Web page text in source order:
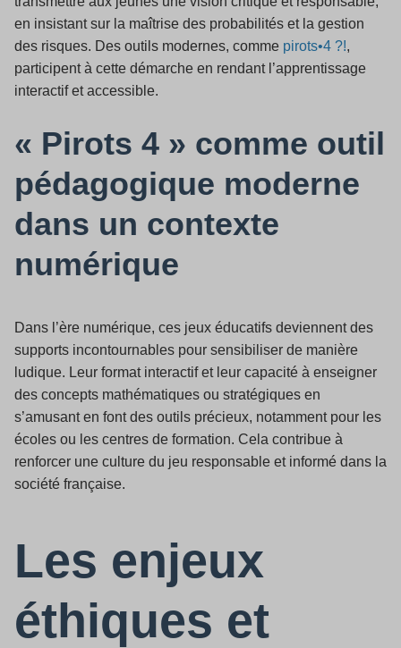
en insistant sur la maîtrise des probabilités et la gestion
des risques. Des outils modernes, comme pirots•4 ?!,
participent à cette démarche en rendant l’apprentissage
interactif et accessible.
« Pirots 4 » comme outil
pédagogique moderne
dans un contexte
numérique
Dans l’ère numérique, ces jeux éducatifs deviennent des
supports incontournables pour sensibiliser de manière
ludique. Leur format interactif et leur capacité à enseigner
des concepts mathématiques ou stratégiques en
s’amusant en font des outils précieux, notamment pour les
écoles ou les centres de formation. Cela contribue à
renforcer une culture du jeu responsable et informé dans la
société française.
Les enjeux
éthiques et